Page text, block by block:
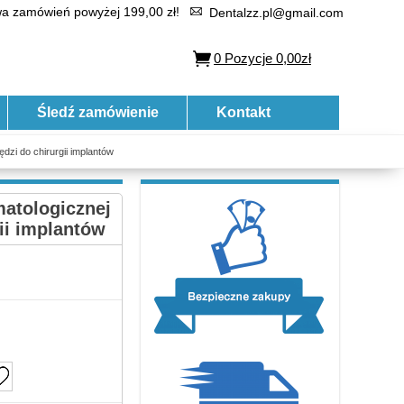
zamówień powyżej 199,00 zł! Dentalzz.pl@gmail.com
0 Pozycje 0,00zł
Śledź zamówienie Kontakt
do chirurgii implantów
implantów